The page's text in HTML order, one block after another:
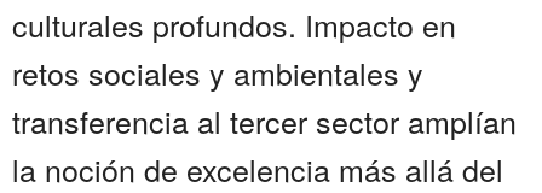
culturales profundos. Impacto en
retos sociales y ambientales y
transferencia al tercer sector amplían
la noción de excelencia más allá del